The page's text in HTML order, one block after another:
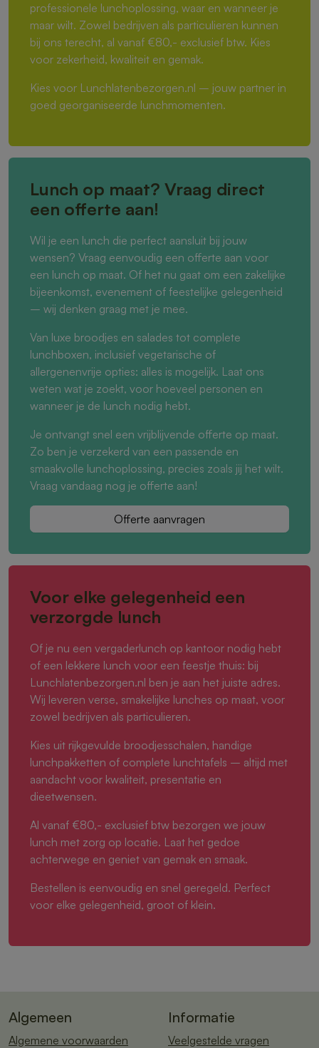
professionele lunchoplossing, waar en wanneer je
maar wilt. Zowel bedrijven als particulieren kunnen
bij ons terecht, al vanaf €80,- exclusief btw. Kies
voor zekerheid, kwaliteit en gemak.
Kies voor Lunchlatenbezorgen.nl – jouw partner in
goed georganiseerde lunchmomenten.
Lunch op maat? Vraag direct
een offerte aan!
Wil je een lunch die perfect aansluit bij jouw
wensen? Vraag eenvoudig een offerte aan voor
een lunch op maat. Of het nu gaat om een zakelijke
bijeenkomst, evenement of feestelijke gelegenheid
– wij denken graag met je mee.
Van luxe broodjes en salades tot complete
lunchboxen, inclusief vegetarische of
allergenenvrije opties: alles is mogelijk. Laat ons
weten wat je zoekt, voor hoeveel personen en
wanneer je de lunch nodig hebt.
Je ontvangt snel een vrijblijvende offerte op maat.
Zo ben je verzekerd van een passende en
smaakvolle lunchoplossing, precies zoals jij het wilt.
Vraag vandaag nog je offerte aan!
Offerte aanvragen
Voor elke gelegenheid een
verzorgde lunch
Of je nu een vergaderlunch op kantoor nodig hebt
of een lekkere lunch voor een feestje thuis: bij
Lunchlatenbezorgen.nl ben je aan het juiste adres.
Wij leveren verse, smakelijke lunches op maat, voor
zowel bedrijven als particulieren.
Kies uit rijkgevulde broodjesschalen, handige
lunchpakketten of complete lunchtafels – altijd met
aandacht voor kwaliteit, presentatie en
dieetwensen.
Al vanaf €80,- exclusief btw bezorgen we jouw
lunch met zorg op locatie. Laat het gedoe
achterwege en geniet van gemak en smaak.
Bestellen is eenvoudig en snel geregeld. Perfect
voor elke gelegenheid, groot of klein.
Algemeen
Algemene voorwaarden
Informatie
Veelgestelde vragen